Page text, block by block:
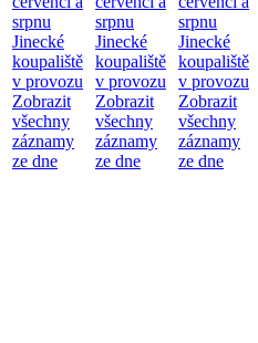
srpnu
Jinecké
koupaliště
v provozu
Zobrazit
všechny
záznamy
ze dne
srpnu
Jinecké
koupaliště
v provozu
Zobrazit
všechny
záznamy
ze dne
srpnu
Jinecké
koupaliště
v provozu
Zobrazit
všechny
záznamy
ze dne